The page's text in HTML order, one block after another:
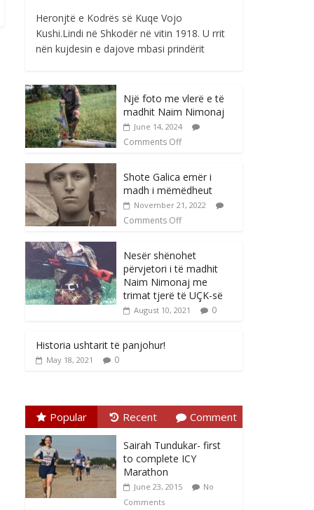
Heronjtë e Kodrës së Kuqe Vojo
Kushi.Lindi në Shkodër në vitin 1918. U rrit
nën kujdesin e dajove mbasi prindërit
Një foto me vlerë e të
madhit Naim Nimonaj
June 14, 2024
Comments Off
Shote Galica emër i
madh i mëmëdheut
November 21, 2022
Comments Off
Nesër shënohet
përvjetori i të madhit
Naim Nimonaj me
trimat tjerë të UÇK-së
August 10, 2021 0
Historia ushtarit të panjohur!
May 18, 2021 0
Popular Recent Comment
Sairah Tundukar- first
to complete ICY
Marathon
June 23, 2015
No
Comments